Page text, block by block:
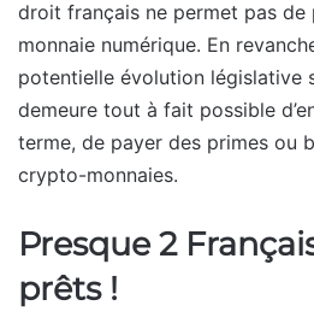
droit français ne permet pas de
monnaie numérique. En
potentielle évolution législative
demeure tout à fait possible
terme, de payer des primes ou
crypto-monnaies.
Presque 2
prêts !